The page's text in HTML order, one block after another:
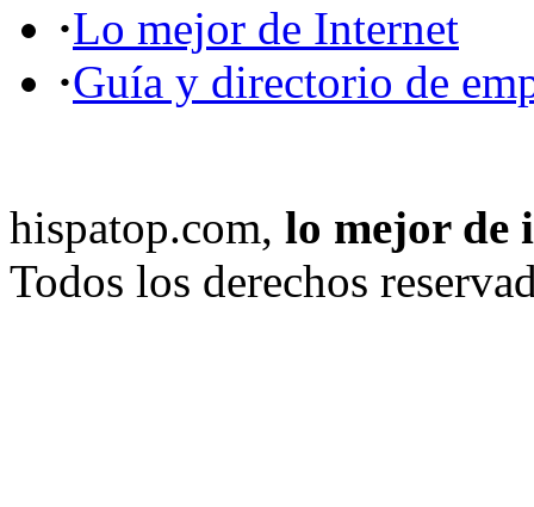
·Lo mejor de Internet
·Guía y directorio de
hispatop.com, lo mejor de
Todos los derechos